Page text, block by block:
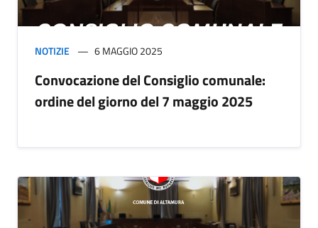
NOTIZIE 6 MAGGIO 2025
Convocazione del Consiglio comunale:
ordine del giorno del 7 maggio 2025